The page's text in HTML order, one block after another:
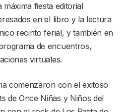
máxima fiesta editorial
en el libro y la lectura
recinto ferial, y también en
de encuentros,
virtuales.
comenzaron con el exitoso
de Once Niñas y Niños del